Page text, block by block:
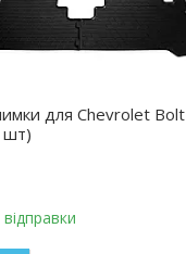
для Chevrolet Bolt
шт)